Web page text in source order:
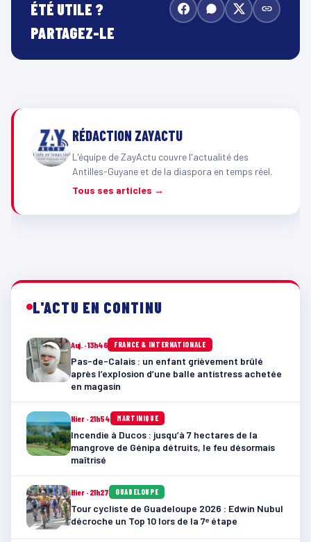
ÉTÉ UTILE ?
PARTAGEZ-LE
RÉDACTION ZAYACTU
L'équipe de ZayActu couvre l'actualité des
Antilles-Guyane et de la diaspora en temps réel.
Tous ses articles →
L'ACTU EN CONTINU
Auj. · 13h46 FRANCE & INTERNATIONALE
Pas-de-Calais : un enfant grièvement brûlé
après l’explosion d’une balle antistress achetée
en magasin
Hier · 21h54 MARTINIQUE
Incendie à Ducos : jusqu’à 7 hectares de la
mangrove de Génipa détruits, le feu désormais
maîtrisé
Hier · 21h27 GUADELOUPE
Tour cycliste de Guadeloupe 2026 : Edwin Nubul
décroche un Top 10 lors de la 7ᵉ étape